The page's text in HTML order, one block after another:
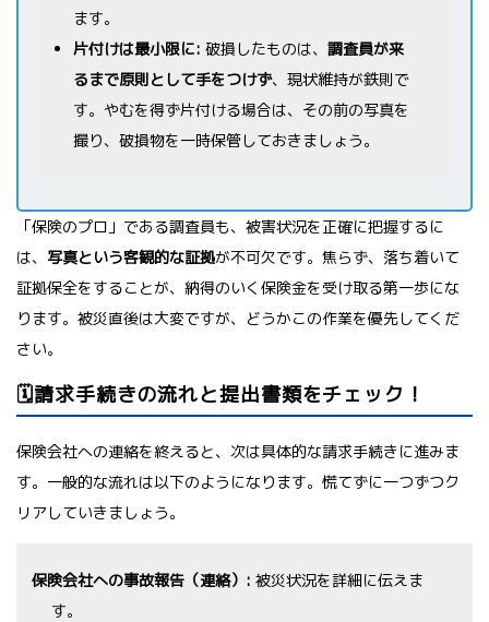
ます。
片付けは最小限に: 破損したものは、 調査員が来
るまで原則として手をつけず、現状維持が鉄則で
す。やむを得ず片付ける場合は、その前の写真を
撮り、破損物を一時保管しておきましょう。
「保険のプロ」である調査員も、被害状況を正確に把握するに
は、 写真という客観的な証拠が不可欠です。焦らず、落ち着いて
証拠保全をすることが、納得のいく保険金を受け取る第一歩にな
ります。被災直後は大変ですが、どうかこの作業を優先してくだ
さい。
🗓️請求手続きの流れと提出書類をチェック！
保険会社への連絡を終えると、次は具体的な請求手続きに進みま
す。一般的な流れは以下のようになります。慌てずに一つずつク
リアしていきましょう。
保険会社への事故報告（連絡）: 被災状況を詳細に伝えま
す。